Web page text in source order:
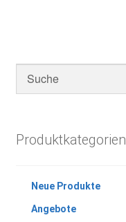
Produktkategorien
Neue Produkte
Angebote